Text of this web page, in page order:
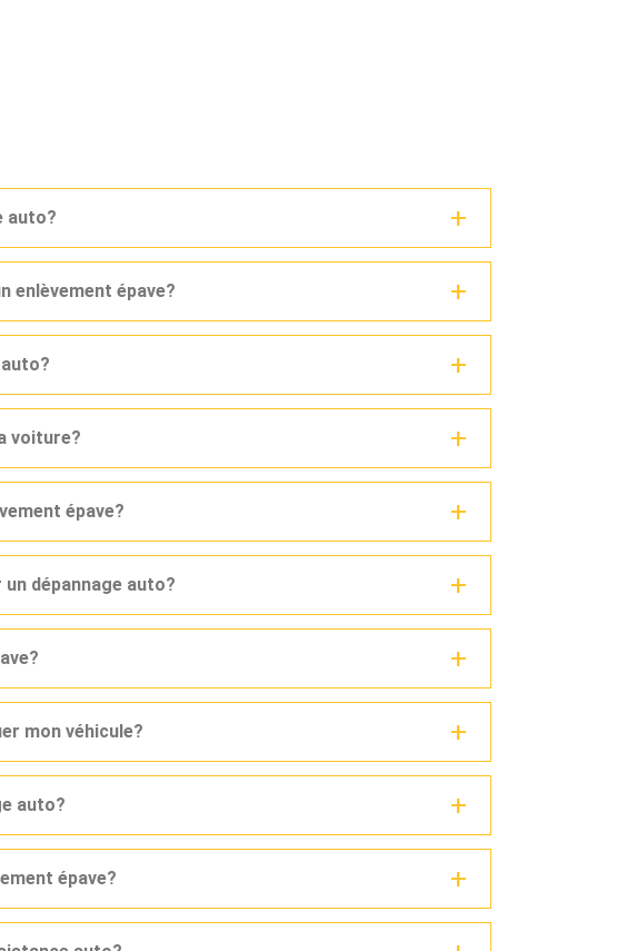
auto?
enlèvement épave?
voiture?
épave?
dépannage auto?
mon véhicule?
auto?
épave?